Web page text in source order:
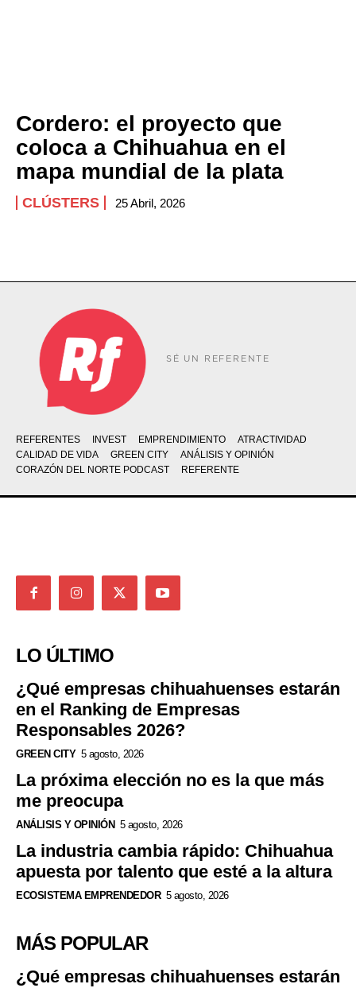
Cordero: el proyecto que
coloca a Chihuahua en el
mapa mundial de la plata
CLÚSTERS 25 Abril, 2026
SÉ UN REFERENTE
REFERENTES INVEST EMPRENDIMIENTO
ATRACTIVIDAD
CALIDAD DE VIDA
GREEN CITY
ANÁLISIS Y OPINIÓN
CORAZÓN DEL NORTE PODCAST
REFERENTE
LO ÚLTIMO
¿Qué empresas chihuahuenses estarán
en el Ranking de Empresas
Responsables 2026?
GREEN CITY 5 agosto, 2026
La próxima elección no es la que más
me preocupa
ANÁLISIS Y OPINIÓN 5 agosto, 2026
La industria cambia rápido: Chihuahua
apuesta por talento que esté a la altura
ECOSISTEMA EMPRENDEDOR 5 agosto, 2026
MÁS POPULAR
¿Qué empresas chihuahuenses estarán